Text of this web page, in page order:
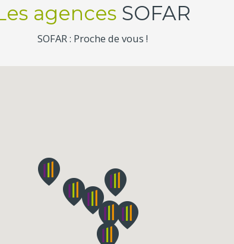
agences SOFAR
SOFAR : Proche de vous !